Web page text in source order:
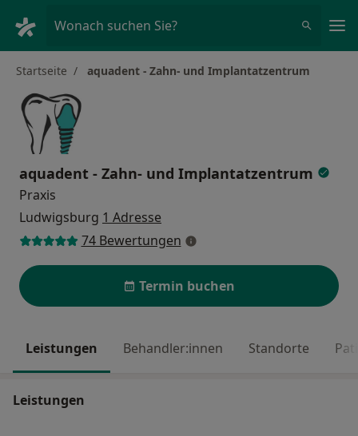
Wonach suchen Sie?
Startseite aquadent - Zahn- und Implantatzentrum
aquadent - Zahn- und Implantatzentrum
Praxis
Ludwigsburg 1 Adresse
74 Bewertungen
Termin buchen
Leistungen Behandler:innen Standorte
Leistungen